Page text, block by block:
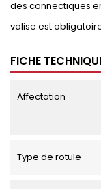
des connectiques
valise est
FICHE
Affectation
Type de rotule